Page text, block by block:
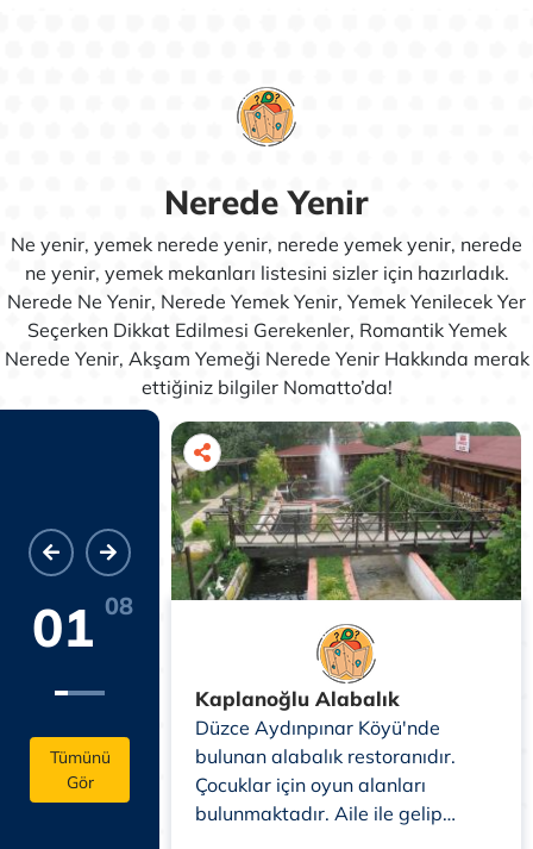
Nerede Yenir
Ne yenir, yemek nerede yenir, nerede yemek yenir, nerede
ne yenir, yemek mekanları listesini sizler için hazırladık.
Nerede Ne Yenir, Nerede Yemek Yenir, Yemek Yenilecek Yer
Seçerken Dikkat Edilmesi Gerekenler, Romantik Yemek
Nerede Yenir, Akşam Yemeği Nerede Yenir Hakkında merak
ettiğiniz bilgiler Nomatto’da!
01 08
Tümünü
Gör
çeşitleri ve
Kaplanoğlu Alabalık
Düzce Aydınpınar Köyü'nde
bulunan alabalık restoranıdır.
Çocuklar için oyun alanları
bulunmaktadır. Aile ile gelip